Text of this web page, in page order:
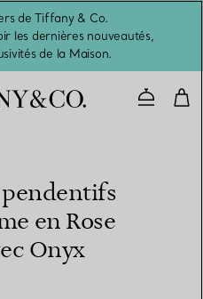
de Tiffany & Co.
les dernières nouveautés,
de la Maison.
en Rose
Onyx